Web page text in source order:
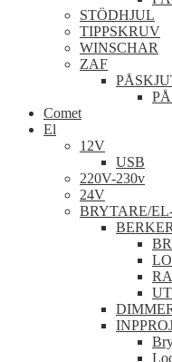
STÖDHJUL
TIPPSKRUV
WINSCHAR
ZAF
Comet
El
12V
USB
220V-230v
24V
BRYTARE/
BERKER